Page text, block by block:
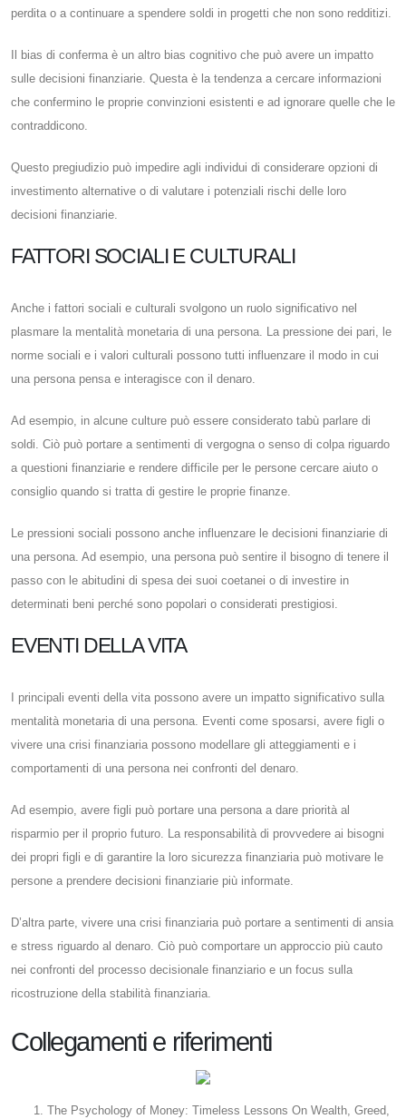
perdita o a continuare a spendere soldi in progetti che non sono redditizi.
Il bias di conferma è un altro bias cognitivo che può avere un impatto
sulle decisioni finanziarie. Questa è la tendenza a cercare informazioni
che confermino le proprie convinzioni esistenti e ad ignorare quelle che le
contraddicono.
Questo pregiudizio può impedire agli individui di considerare opzioni di
investimento alternative o di valutare i potenziali rischi delle loro
decisioni finanziarie.
FATTORI SOCIALI E CULTURALI
Anche i fattori sociali e culturali svolgono un ruolo significativo nel
plasmare la mentalità monetaria di una persona. La pressione dei pari, le
norme sociali e i valori culturali possono tutti influenzare il modo in cui
una persona pensa e interagisce con il denaro.
Ad esempio, in alcune culture può essere considerato tabù parlare di
soldi. Ciò può portare a sentimenti di vergogna o senso di colpa riguardo
a questioni finanziarie e rendere difficile per le persone cercare aiuto o
consiglio quando si tratta di gestire le proprie finanze.
Le pressioni sociali possono anche influenzare le decisioni finanziarie di
una persona. Ad esempio, una persona può sentire il bisogno di tenere il
passo con le abitudini di spesa dei suoi coetanei o di investire in
determinati beni perché sono popolari o considerati prestigiosi.
EVENTI DELLA VITA
I principali eventi della vita possono avere un impatto significativo sulla
mentalità monetaria di una persona. Eventi come sposarsi, avere figli o
vivere una crisi finanziaria possono modellare gli atteggiamenti e i
comportamenti di una persona nei confronti del denaro.
Ad esempio, avere figli può portare una persona a dare priorità al
risparmio per il proprio futuro. La responsabilità di provvedere ai bisogni
dei propri figli e di garantire la loro sicurezza finanziaria può motivare le
persone a prendere decisioni finanziarie più informate.
D’altra parte, vivere una crisi finanziaria può portare a sentimenti di ansia
e stress riguardo al denaro. Ciò può comportare un approccio più cauto
nei confronti del processo decisionale finanziario e un focus sulla
ricostruzione della stabilità finanziaria.
Collegamenti e riferimenti
The Psychology of Money: Timeless Lessons On Wealth, Greed,